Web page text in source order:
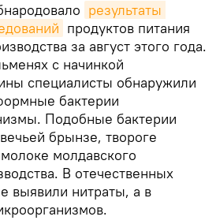
результаты
продуктов питания
за август этого года.
с начинкой
специалисты обнаружили
бактерии
Подобные бактерии
брынзе, твороге
молдавского
В отечественных
выявили нитраты, а в